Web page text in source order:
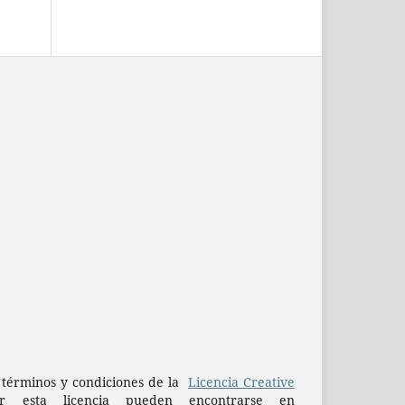
y condiciones de la Licencia Creative
licencia pueden encontrarse en